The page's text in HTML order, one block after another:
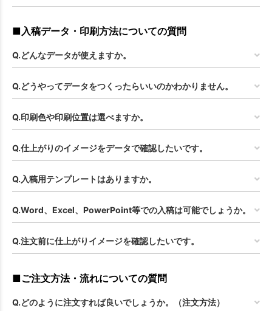
■入稿データ・印刷方法についての質問
Q.どんなデータが使えますか。
Q.どうやってデータをつくったらいいのかわかりません。
Q.印刷色や印刷位置は選べますか。
Q.仕上がりのイメージをデータで確認したいです。
Q.入稿用テンプレートはありますか。
Q.Word、Excel、PowerPoint等での入稿は可能でしょうか。
Q.注文前に仕上がりイメージを確認したいです。
■ご注文方法・流れについての質問
Q.どのように注文すれば良いでしょうか。（注文方法）